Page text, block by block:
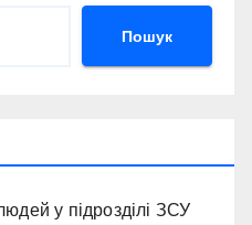
Пошук
у підрозділі ЗСУ